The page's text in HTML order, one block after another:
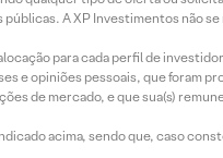
A XP Investimentos não
para cada perfil de
e opiniões pessoais, que foram
de mercado, e que sua(s)
acima, sendo que, caso